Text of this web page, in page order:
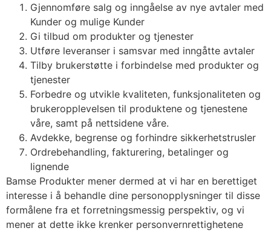
Gjennomføre salg og inngåelse av nye avtaler med
Kunder og mulige Kunder
Gi tilbud om produkter og tjenester
Utføre leveranser i samsvar med inngåtte avtaler
Tilby brukerstøtte i forbindelse med produkter og
tjenester
Forbedre og utvikle kvaliteten, funksjonaliteten og
brukeropplevelsen til produktene og tjenestene
våre, samt på nettsidene våre.
Avdekke, begrense og forhindre sikkerhetstrusler
Ordrebehandling, fakturering, betalinger og
lignende
Bamse Produkter mener dermed at vi har en berettiget
interesse i å behandle dine personopplysninger til disse
formålene fra et forretningsmessig perspektiv, og vi
mener at dette ikke krenker personvernrettighetene